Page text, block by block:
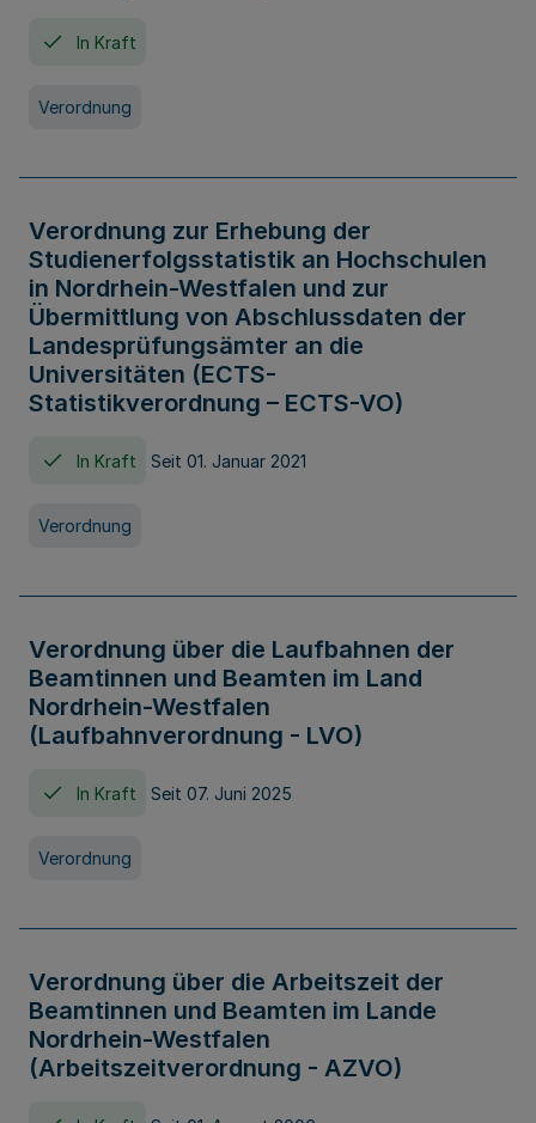
In Kraft
Verordnung
Verordnung zur Erhebung der
Studienerfolgsstatistik an Hochschulen
in Nordrhein-Westfalen und zur
Übermittlung von Abschlussdaten der
Landesprüfungsämter an die
Universitäten (ECTS-
Statistikverordnung – ECTS-VO)
In Kraft Seit 01. Januar 2021
Verordnung
Verordnung über die Laufbahnen der
Beamtinnen und Beamten im Land
Nordrhein-Westfalen
(Laufbahnverordnung - LVO)
In Kraft Seit 07. Juni 2025
Verordnung
Verordnung über die Arbeitszeit der
Beamtinnen und Beamten im Lande
Nordrhein-Westfalen
(Arbeitszeitverordnung - AZVO)